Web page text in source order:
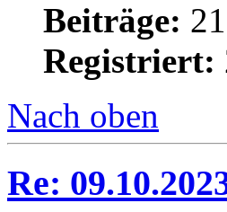
Beiträge:
Registriert:
Nach oben
Re: